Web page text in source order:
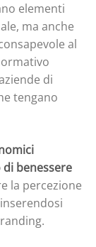
elementi
ma anche
al
di
tengano
benessere
la percezione